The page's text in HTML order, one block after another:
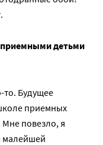
детьми
то. Будущее
приемных
Мне повезло, я
малейшей